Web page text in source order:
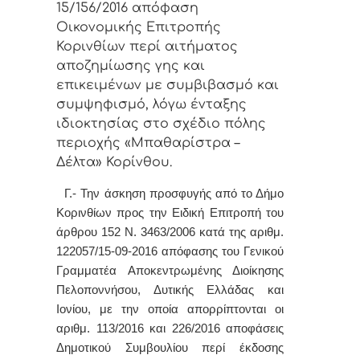
15/156/2016 απόφαση
Οικονομικής Επιτροπής
Κορινθίων περί αιτήματος
αποζημίωσης γης και
επικειμένων με συμβιβασμό και
συμψηφισμό, λόγω ένταξης
ιδιοκτησίας στο σχέδιο πόλης
περιοχής «Μπαθαρίστρα –
Δέλτα» Κορίνθου.
Γ.- Την άσκηση προσφυγής από το Δήμο
Κορινθίων προς την Ειδική Επιτροπή του
άρθρου 152 Ν. 3463/2006 κατά της αριθμ.
122057/15-09-2016 απόφασης του Γενικού
Γραμματέα Αποκεντρωμένης Διοίκησης
Πελοποννήσου, Δυτικής Ελλάδας και
Ιονίου, με την οποία απορρίπτονται οι
αριθμ. 113/2016 και 226/2016 αποφάσεις
Δημοτικού Συμβουλίου περί έκδοσης